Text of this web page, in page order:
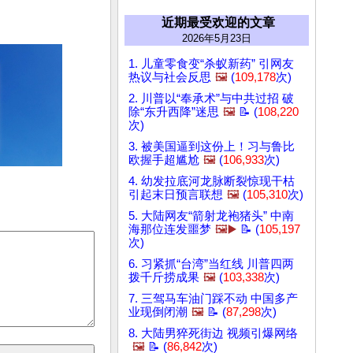
近期最受欢迎的文章
2026年5月23日
1. 儿童零食变“杀蚁新药” 引网友
热议与社会反思 🖼️ (109,178次)
2. 川普以“奉承术”与中共过招 破
除“东升西降”迷思 🖼️ 📝 (108,220
次)
3. 被美国逼到这份上！习与鲁比
欧握手超尴尬 🖼️ (106,933次)
4. 幼发拉底河龙脉断裂惊现干枯
引起末日预言联想 🖼️ (105,310次)
5. 大陆网友“箭射龙袍猪头” 中南
海那位连发噩梦 🖼️▶️ 📝 (105,197
次)
6. 习紧抓“台湾”当红线 川普四两
拨千斤捞成果 🖼️ (103,338次)
7. 三驾马车油门踩不动 中国多产
业现倒闭潮 🖼️ 📝 (87,298次)
8. 大陆男猝死街边 视频引爆网络
🖼️ 📝 (86,842次)